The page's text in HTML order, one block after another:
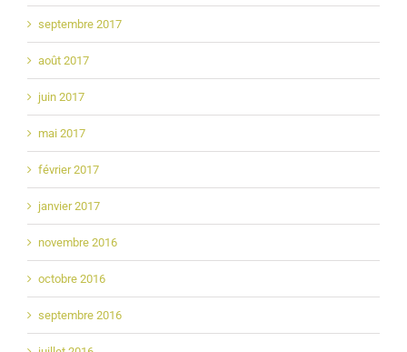
septembre 2017
août 2017
juin 2017
mai 2017
février 2017
janvier 2017
novembre 2016
octobre 2016
septembre 2016